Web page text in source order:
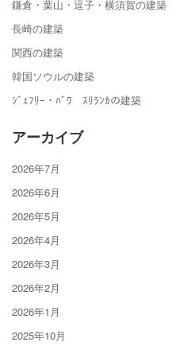
鎌倉・葉山・逗子・横須賀の建築
長崎の建築
関西の建築
韓国ソウルの建築
ｼﾞｪﾌﾘｰ・ﾊﾞﾜ ｽﾘﾗﾝｶの建築
アーカイブ
2026年7月
2026年6月
2026年5月
2026年4月
2026年3月
2026年2月
2026年1月
2025年10月